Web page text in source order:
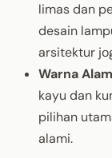
limas dan
desain
arsitektur
Warna
kayu dan
pilihan
alami.